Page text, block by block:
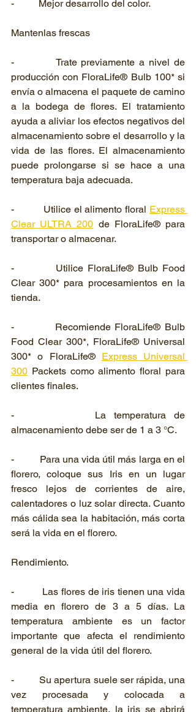
-          Mejor desarrollo del color.
Mantenlas frescas
-          Trate previamente a nivel de
producción con FloraLife® Bulb 100* si
envía o almacena el paquete de camino
a la bodega de flores. El tratamiento
ayuda a aliviar los efectos negativos del
almacenamiento sobre el desarrollo y la
vida de las flores. El almacenamiento
puede prolongarse si se hace a una
temperatura baja adecuada.
-          Utilice el alimento floral Express
Clear ULTRA 200 de FloraLife® para
transportar o almacenar.
-          Utilice FloraLife® Bulb Food
Clear 300* para procesamientos en la
tienda.
-          Recomiende FloraLife® Bulb
Food Clear 300*, FloraLife® Universal
300* o FloraLife® Express Universal
300 Packets como alimento floral para
clientes finales.
-          La temperatura de
almacenamiento debe ser de 1 a 3 °C.
-          Para una vida útil más larga en el
florero, coloque sus Iris en un lugar
fresco lejos de corrientes de aire,
calentadores o luz solar directa. Cuanto
más cálida sea la habitación, más corta
será la vida en el florero.
Rendimiento.
-          Las flores de iris tienen una vida
media en florero de 3 a 5 días. La
temperatura ambiente es un factor
importante que afecta el rendimiento
general de la vida útil del florero.
-          Su apertura suele ser rápida, una
vez procesada y colocada a
temperatura ambiente, la iris se abrirá